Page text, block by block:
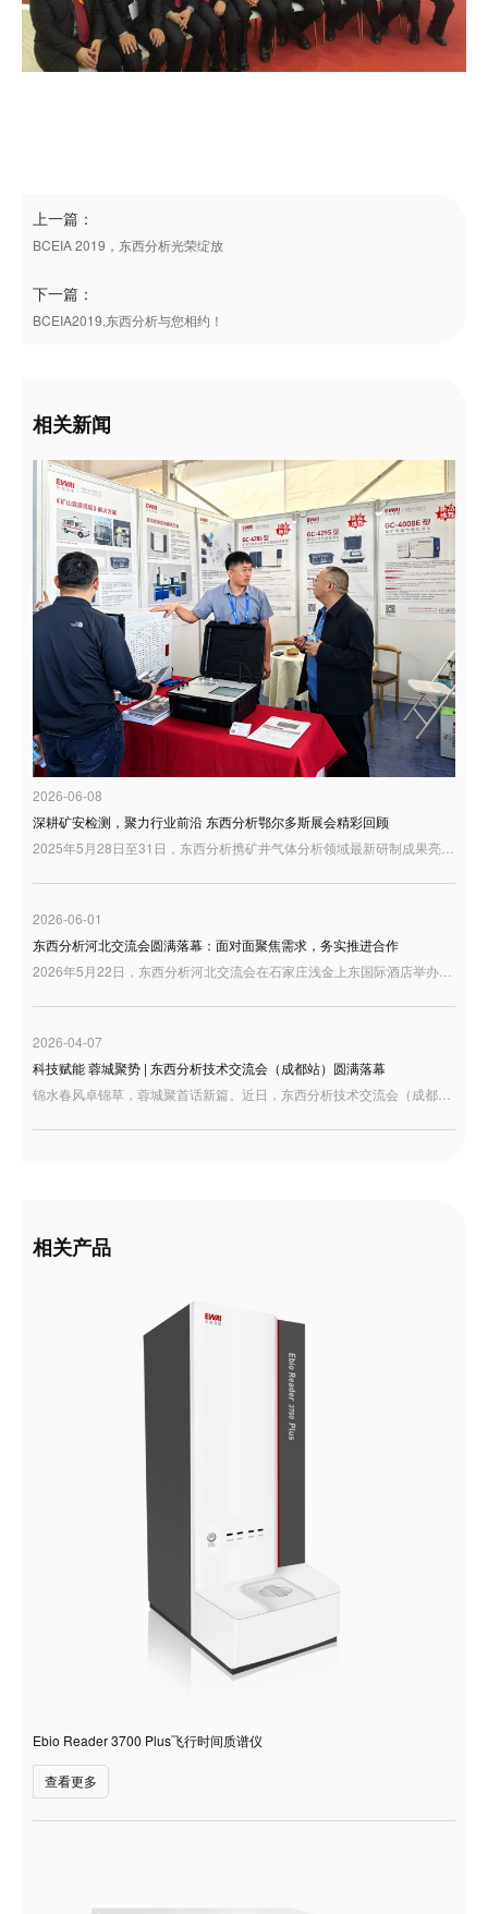
上一篇：
BCEIA 2019，东西分析光荣绽放
下一篇：
BCEIA2019,东西分析与您相约！
相关新闻
2026-06-08
深耕矿安检测，聚力行业前沿 东西分析鄂尔多斯展会精彩回顾
2026-06-01
东西分析河北交流会圆满落幕：面对面聚焦需求，务实推进合作
2026-04-07
科技赋能 蓉城聚势 | 东西分析技术交流会（成都站）圆满落幕
相关产品
Ebio Reader 3700 Plus飞行时间质谱仪
查看更多